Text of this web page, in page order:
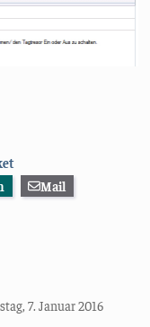
Mail
7. Januar 2016